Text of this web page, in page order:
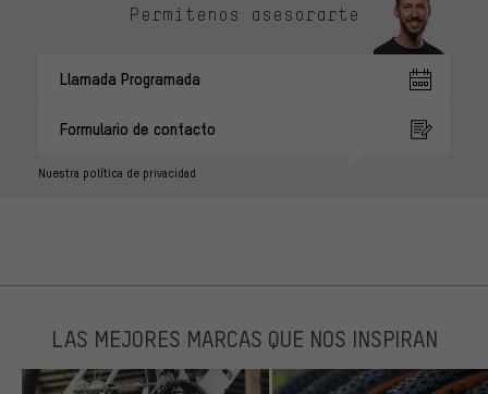
Permítenos asesorarte
Llamada Programada
Formulario de contacto
Nuestra política de privacidad
LAS MEJORES MARCAS QUE NOS INSPIRAN